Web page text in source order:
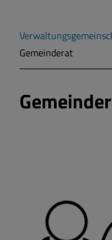
Markt
Gemeinderat